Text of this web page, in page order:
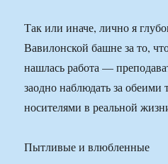
Так или иначе, лично я
Вавилонской башне за то,
нашлась работа —
заодно наблюдать за
носителями в реальной
Пытливые и влюбленные